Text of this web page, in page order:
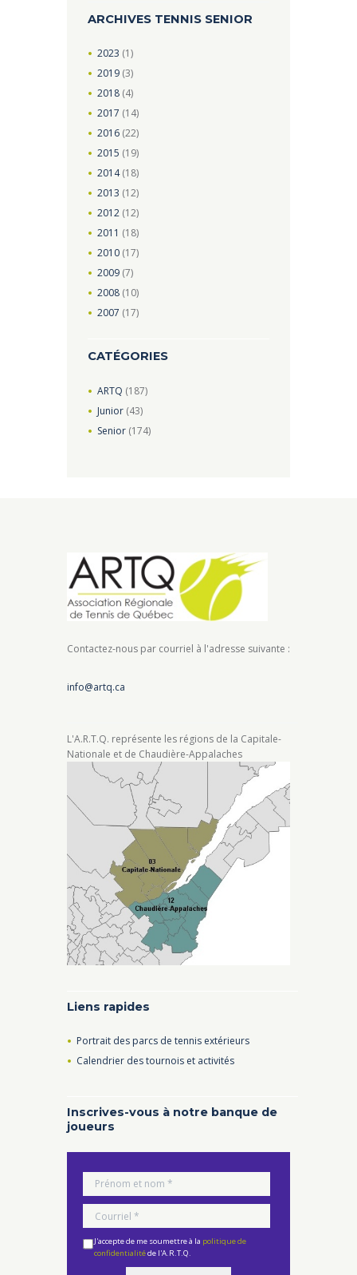
ARCHIVES TENNIS SENIOR
2023 (1)
2019 (3)
2018 (4)
2017 (14)
2016 (22)
2015 (19)
2014(18)
2013 (12)
2012 (12)
2011 (18)
2010 (17)
2009 (7)
2008 (10)
2007 (17)
CATÉGORIES
ARTQ (187)
Junior (43)
Senior (174)
Contactez-nous par courriel à l'adresse suivante :
info@artq.ca
L'A.R.T.Q. représente les régions de la Capitale-
Nationale et de Chaudière-Appalaches
Liens rapides
Portrait des parcs de tennis extérieurs
Calendrier des tournois et activités
Inscrives-vous à notre banque de
joueurs
J'accepte de me soumettre à la politique de
confidentialitéde l'A.R.T.Q.